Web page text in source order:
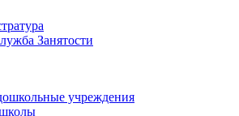
учреждения